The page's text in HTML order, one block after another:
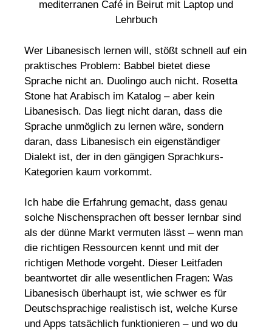
Wer Libanesisch lernen will, stößt schnell auf ein
praktisches Problem: Babbel bietet diese
Sprache nicht an. Duolingo auch nicht. Rosetta
Stone hat Arabisch im Katalog – aber kein
Libanesisch. Das liegt nicht daran, dass die
Sprache unmöglich zu lernen wäre, sondern
daran, dass Libanesisch ein eigenständiger
Dialekt ist, der in den gängigen Sprachkurs-
Kategorien kaum vorkommt.
Ich habe die Erfahrung gemacht, dass genau
solche Nischensprachen oft besser lernbar sind
als der dünne Markt vermuten lässt – wenn man
die richtigen Ressourcen kennt und mit der
richtigen Methode vorgeht. Dieser Leitfaden
beantwortet dir alle wesentlichen Fragen: Was
Libanesisch überhaupt ist, wie schwer es für
Deutschsprachige realistisch ist, welche Kurse
und Apps tatsächlich funktionieren – und wo du